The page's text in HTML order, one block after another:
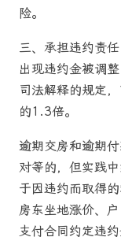
险。
三、承担违约责
出现违约金被调
司法解释的规定
的1.3倍。
逾期交房和逾期
对等的，但实践
于因违约而取得
房东坐地涨价、
支付合同约定违